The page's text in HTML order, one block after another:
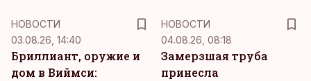
НОВОСТИ
03.08.26, 14:40
Бриллиант, оружие и
дом в Виймси:
НОВОСТИ
04.08.26, 08:18
Замерзшая труба
принесла